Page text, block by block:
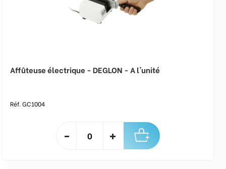
Affûteuse électrique - DEGLON - A l'unité
Réf. GC1004